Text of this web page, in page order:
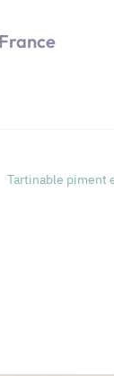
Tartinable piment